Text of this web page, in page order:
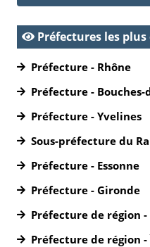
Préfectures les
Préfecture - Rhône
Préfecture - Bouches-
Préfecture - Yvelines
Sous-préfecture du
Préfecture - Essonne
Préfecture - Gironde
Préfecture de région
Préfecture de région